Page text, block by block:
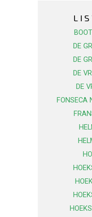
DE
DE
DE
DE